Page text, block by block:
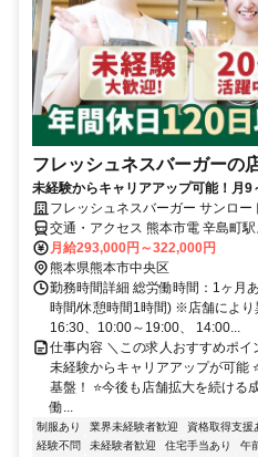
フレッシュネスバーガーの
未経験からキャリアアップ可能！月
フレッシュネスバーガー サンロー
交通・アクセス 熊本市電 辛島町
月給293,000円～322,000円
熊本県熊本市中央区
勤務時間詳細 総労働時間：1ヶ月
時間/休憩時間1時間) ※店舗により
16:30、10:00～19:00、 14:00...
仕事内容 ＼この求人おすすめポイ
未経験からキャリアアップが可能
基盤！ ⭐今後も店舗拡大を続ける
働...
制服あり 業界未経験者歓迎 資格取得支援
経験不問
未経験者歓迎 住宅手当あり 午